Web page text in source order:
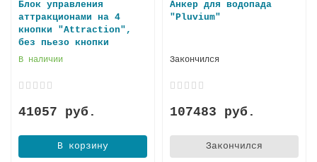
Блок управления
аттракционами на 4
кнопки "Attraction",
без пьезо кнопки
В наличии
41057 руб.
В корзину
Анкер для водопада
"Pluvium"
Закончился
107483 руб.
Закончился